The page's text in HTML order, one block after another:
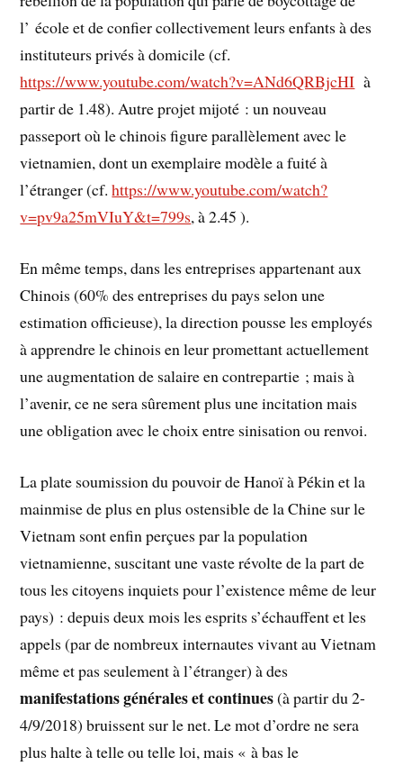
l’ école et de confier collectivement leurs enfants à des
instituteurs privés à domicile (cf.
https://www.youtube.com/watch?v=ANd6QRBjcHI à
partir de 1.48). Autre projet mijoté : un nouveau
passeport où le chinois figure parallèlement avec le
vietnamien, dont un exemplaire modèle a fuité à
l’étranger (cf.https://www.youtube.com/watch?
v=pv9a25mVIuY&t=799s, à 2.45 ).
En même temps, dans les entreprises appartenant aux
Chinois (60% des entreprises du pays selon une
estimation officieuse), la direction pousse les employés
à apprendre le chinois en leur promettant actuellement
une augmentation de salaire en contrepartie ; mais à
l’avenir, ce ne sera sûrement plus une incitation mais
une obligation avec le choix entre sinisation ou renvoi.
La plate soumission du pouvoir de Hanoï à Pékin et la
mainmise de plus en plus ostensible de la Chine sur le
Vietnam sont enfin perçues par la population
vietnamienne, suscitant une vaste révolte de la part de
tous les citoyens inquiets pour l’existence même de leur
pays) : depuis deux mois les esprits s’échauffent et les
appels (par de nombreux internautes vivant au Vietnam
même et pas seulement à l’étranger) à des
manifestations générales et continues(à partir du 2-
4/9/2018) bruissent sur le net. Le mot d’ordre ne sera
plus halte à telle ou telle loi, mais « à bas le